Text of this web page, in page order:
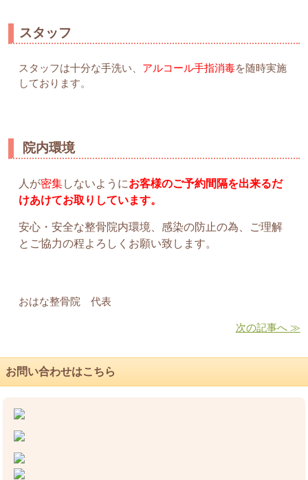
スタッフ
スタッフは十分な手洗い、 アルコール手指消毒を随時実施
しております。
院内環境
人が密集しないようにお客様のご予約間隔を出来るだ
けあけてお取りしています。
安心・安全な整骨院内環境、感染の防止の為、ご理解
とご協力の程よろしくお願い致します。
おはな整骨院 代表
次の記事へ ≫
お問い合わせはこちら